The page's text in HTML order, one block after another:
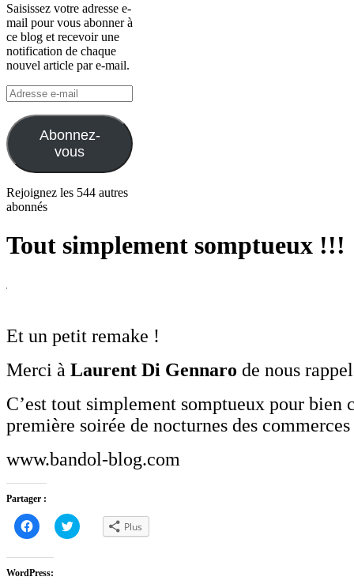
Saisissez votre adresse e-
mail pour vous abonner à
ce blog et recevoir une
notification de chaque
nouvel article par e-mail.
Adresse
e-
mail
Abonnez-
vous
Rejoignez les 544 autres
abonnés
Tout simplement somptueux !!!
Et un petit remake !
Merci à Laurent Di Gennaro de nous
C’est tout simplement somptueux pour bien
première soirée de nocturnes des
www.bandol-blog.com
Partager :
Cliquez
pour
partager
Facebook(ouvre
dans
une
Cliquez
pour Plus
WordPress: